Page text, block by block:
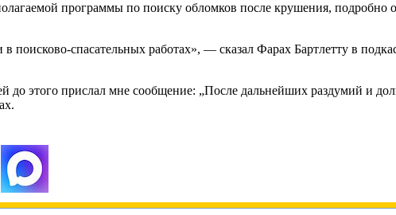
программы по поиску обломков после крушения,
спасательных работах», — сказал Фарах Бартлетту в
до этого прислал мне сообщение: „После дальнейших раздумий и